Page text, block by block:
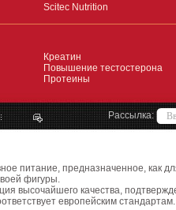
Scitec Nutrition
Креатин
Повышение тестостерона
Протеины
Рассылка:
питание, предназначенное, как
фигуры.
высочайшего качества,
европейским стандартам.